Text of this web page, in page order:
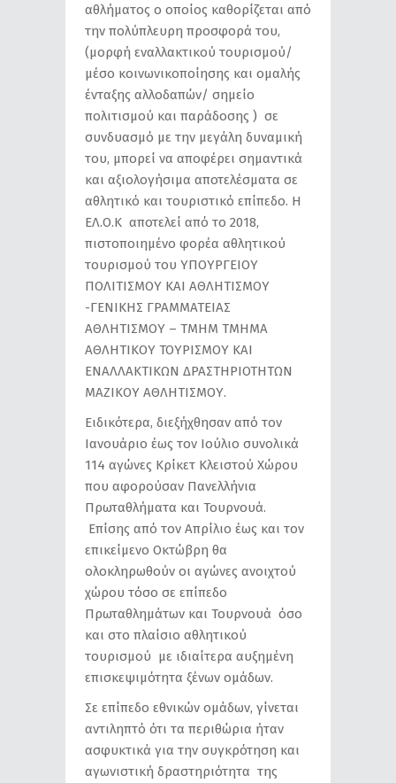
αθλήματος ο οποίος καθορίζεται από
την πολύπλευρη προσφορά του,
(μορφή εναλλακτικού τουρισμού/
μέσο κοινωνικοποίησης και ομαλής
ένταξης αλλοδαπών/ σημείο
πολιτισμού και παράδοσης ) σε
συνδυασμό με την μεγάλη δυναμική
του, μπορεί να αποφέρει σημαντικά
και αξιολογήσιμα αποτελέσματα σε
αθλητικό και τουριστικό επίπεδο. Η
ΕΛ.Ο.Κ αποτελεί από το 2018,
πιστοποιημένο φορέα αθλητικού
τουρισμού του ΥΠΟΥΡΓΕΙΟΥ
ΠΟΛΙΤΙΣΜΟΥ ΚΑΙ ΑΘΛΗΤΙΣΜΟΥ
-ΓΕΝΙΚΗΣ ΓΡΑΜΜΑΤΕΙΑΣ
ΑΘΛΗΤΙΣΜΟΥ – ΤΜΗΜ ΤΜΗΜΑ
ΑΘΛΗΤΙΚΟΥ ΤΟΥΡΙΣΜΟΥ ΚΑΙ
ΕΝΑΛΛΑΚΤΙΚΩΝ ΔΡΑΣΤΗΡΙΟΤΗΤΩΝ
ΜΑΖΙΚΟΥ ΑΘΛΗΤΙΣΜΟΥ.
Ειδικότερα, διεξήχθησαν από τον
Ιανουάριο έως τον Ιούλιο συνολικά
114 αγώνες Κρίκετ Κλειστού Χώρου
που αφορούσαν Πανελλήνια
Πρωταθλήματα και Τουρνουά.
Επίσης από τον Απρίλιο έως και τον
επικείμενο Οκτώβρη θα
ολοκληρωθούν οι αγώνες ανοιχτού
χώρου τόσο σε επίπεδο
Πρωταθλημάτων και Τουρνουά όσο
και στο πλαίσιο αθλητικού
τουρισμού με ιδιαίτερα αυξημένη
επισκεψιμότητα ξένων ομάδων.
Σε επίπεδο εθνικών ομάδων, γίνεται
αντιληπτό ότι τα περιθώρια ήταν
ασφυκτικά για την συγκρότηση και
αγωνιστική δραστηριότητα της